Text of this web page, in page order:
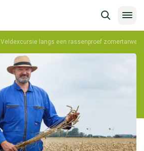
Veldexcursie langs een rassenproef zomertarwe